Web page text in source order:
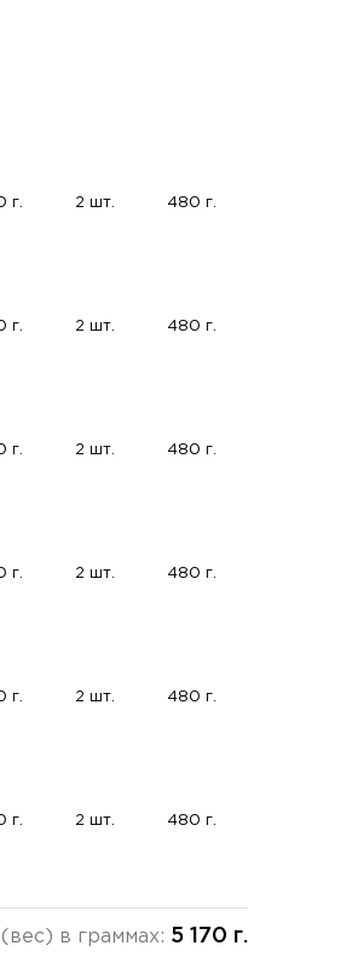
г. 2 шт. 480 г.
г. 2 шт. 480 г.
г. 2 шт. 480 г.
г. 2 шт. 480 г.
г. 2 шт. 480 г.
г. 2 шт. 480 г.
в граммах: 5 170 г.